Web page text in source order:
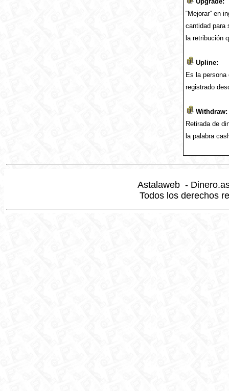
“Mejorar” en
cantidad para
la retribución
Upline:
Es la
registrado
Withdraw:
Retirada de
la palabra
Astalaweb -
Todos los derechos